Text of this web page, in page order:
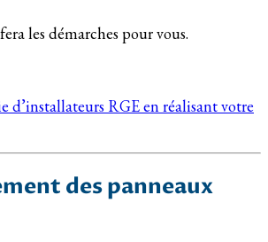
les démarches pour vous.
d’installateurs RGE en réalisant votre
des panneaux